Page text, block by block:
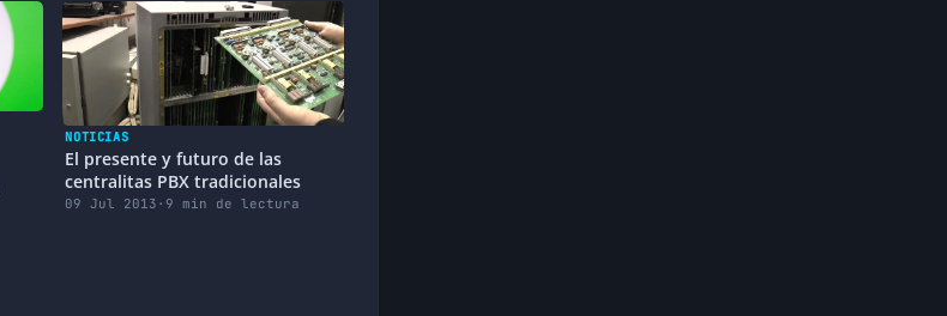
NOTICIAS
El presente y futuro de las
centralitas PBX tradicionales
09 Jul 2013 ·9 min de lectura